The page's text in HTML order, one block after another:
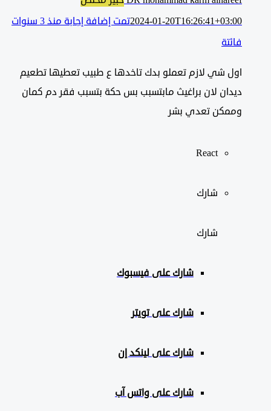
2024-01-20T16:26:41+03:00
تمت إضافة إجابة منذ 3 سنوات
اول شي لازم تعملو بدك تاخدها ع طبيب تعطيها تطعيم
ديدان لان براغيث مابتسبب بس حكة بتسبب فقر دم كمان
وممكن تعدي بشر
React
شارك
شارك علىفيسبوك
شارك على تويتر
شارك على لينكد إن
شارك على واتس آب